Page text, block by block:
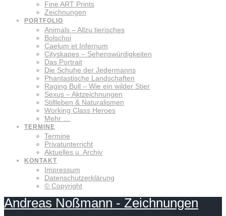
Fine ART Prints
Zeichnungen
PORTFOLIO
Animals – Allzu tierisches
Bolschoi
Caelum et Infernum
Cityskapes – Sehenswürdigkeiten
Das Portrait
Die Schuhe der Jedermanns
Phantastische Landschaften
Raging Bull – Wie ein wilder Stier
Sexus – Aktzeichnungen
Stillleben & Naturalismen
Working Class Heroes
Mehr …
TERMINE
Termine
Privatunterricht
Aktuelles u. Archiv
KONTAKT
Impressum
Datenschutzerklärung
© Copyright
Andreas Noßmann - Zeichnungen